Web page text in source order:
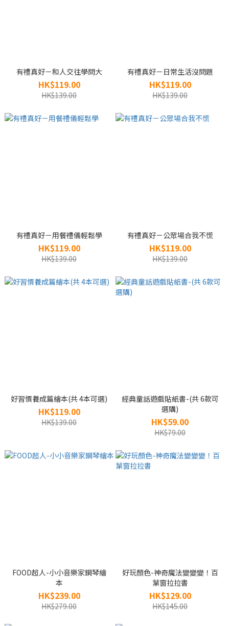
有禮真好－和人交往學問大
HK$119.00
HK$139.00
有禮真好－日常生活沒問題
HK$119.00
HK$139.00
有禮真好－用餐禮儀輕鬆學
HK$119.00
HK$139.00
有禮真好－公眾場合我不慌
HK$119.00
HK$139.00
好習慣養成篇繪本(共 4本可選)
HK$119.00
HK$139.00
經典童話遊戲貼紙書-(共 6款可
選購)
HK$59.00
HK$79.00
FOOD超人-小小音樂家鋼琴繪
本
HK$239.00
HK$279.00
好玩顏色-神奇魔法變變變！百
葉窗拉拉書
HK$129.00
HK$145.00